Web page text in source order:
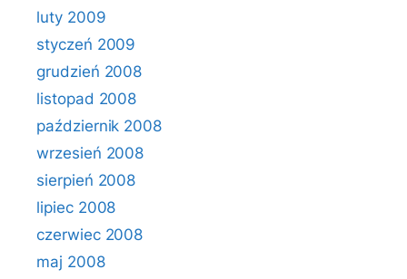
luty 2009
styczeń 2009
grudzień 2008
listopad 2008
październik 2008
wrzesień 2008
sierpień 2008
lipiec 2008
czerwiec 2008
maj 2008